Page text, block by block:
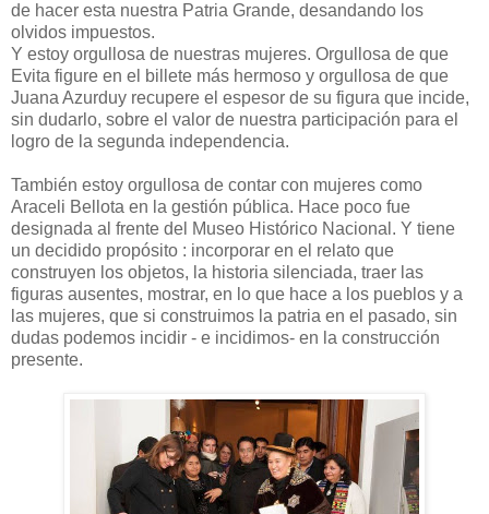
de hacer esta nuestra Patria Grande, desandando los
olvidos impuestos.
Y estoy orgullosa de nuestras mujeres. Orgullosa de que
Evita figure en el billete más hermoso y orgullosa de que
Juana Azurduy recupere el espesor de su figura que incide,
sin dudarlo, sobre el valor de nuestra participación para el
logro de la segunda independencia.
También estoy orgullosa de contar con mujeres como
Araceli Bellota en la gestión pública. Hace poco fue
designada al frente del Museo Histórico Nacional. Y tiene
un decidido propósito : incorporar en el relato que
construyen los objetos, la historia silenciada, traer las
figuras ausentes, mostrar, en lo que hace a los pueblos y a
las mujeres, que si construimos la patria en el pasado, sin
dudas podemos incidir - e incidimos- en la construcción
presente.